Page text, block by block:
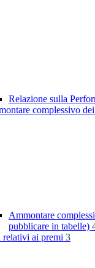
Relazione sulla
complessivo
Ammontare
pubblicare in tabelle)
relativi ai premi 3